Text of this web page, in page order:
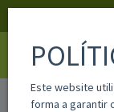
home alc300yl
Este website
forma a garantir